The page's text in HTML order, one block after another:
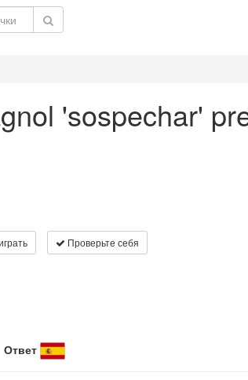
'sospechar'
Проверьте себя
Ответ